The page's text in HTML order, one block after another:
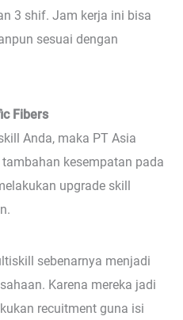
3 shif. Jam kerja ini bisa
sesuai dengan
Fibers
Anda, maka PT Asia
kesempatan pada
upgrade skill
sebenarnya menjadi
Karena mereka jadi
recuitment guna isi